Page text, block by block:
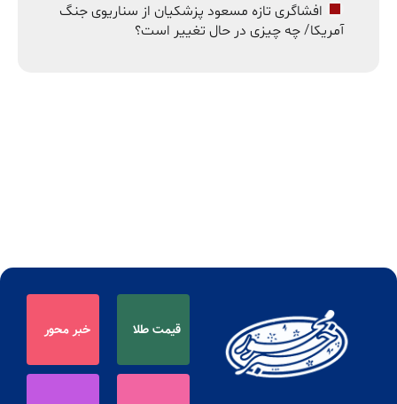
افشاگری تازه مسعود پزشکیان از سناریوی جنگ
آمریکا/ چه چیزی در حال تغییر است؟
قیمت طلا خبر محور